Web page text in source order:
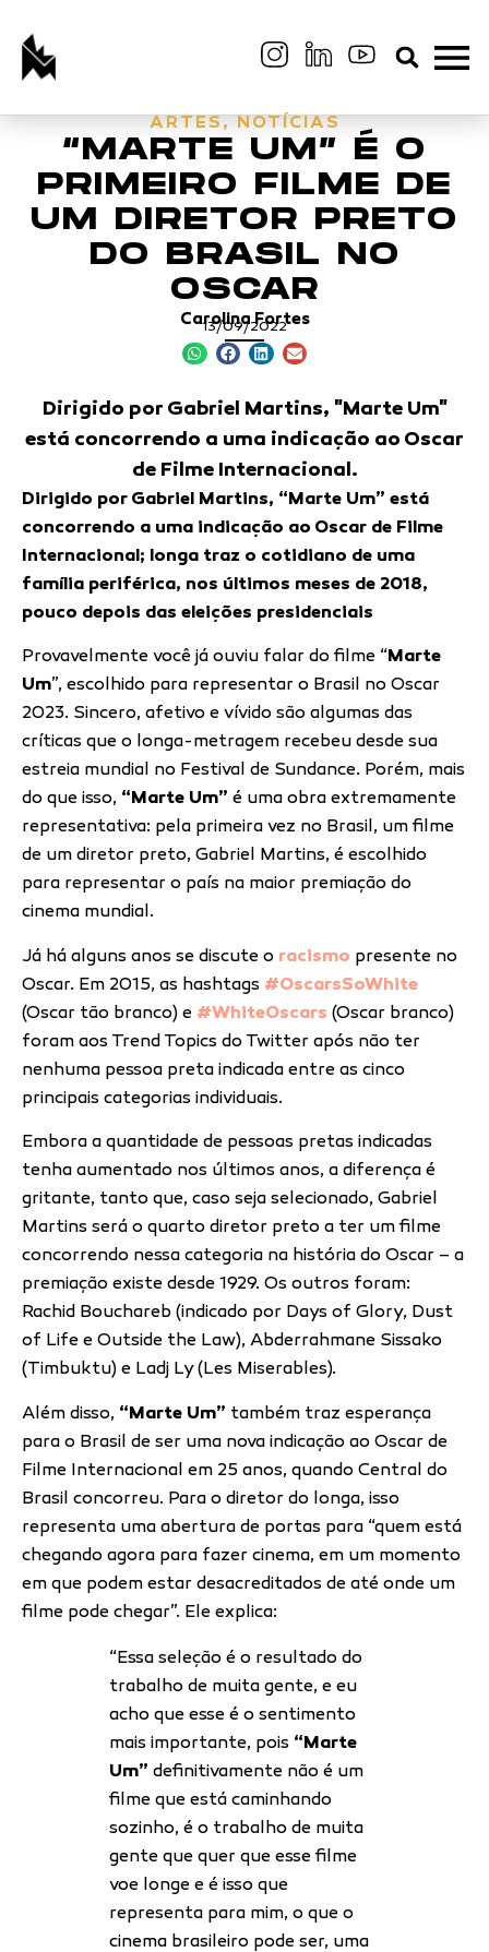
ARTES , NOTÍCIAS
“MARTE UM” É O
PRIMEIRO FILME DE
UM DIRETOR PRETO
DO BRASIL NO
OSCAR
Carolina Fortes
13/09/2022
Dirigido por Gabriel Martins, "Marte Um"
está concorrendo a uma indicação ao Oscar
de Filme Internacional.
Dirigido por Gabriel Martins, “Marte Um” está
concorrendo a uma indicação ao Oscar de Filme
Internacional; longa traz o cotidiano de uma
família periférica, nos últimos meses de 2018,
pouco depois das eleições presidenciais
Provavelmente você já ouviu falar do filme “Marte
Um”, escolhido para representar o Brasil no Oscar
2023. Sincero, afetivo e vívido são algumas das
críticas que o longa-metragem recebeu desde sua
estreia mundial no Festival de Sundance. Porém, mais
do que isso, “Marte Um” é uma obra extremamente
representativa: pela primeira vez no Brasil, um filme
de um diretor preto, Gabriel Martins, é escolhido
para representar o país na maior premiação do
cinema mundial.
Já há alguns anos se discute o racismo presente no
Oscar. Em 2015, as hashtags #OscarsSoWhite
(Oscar tão branco) e #WhiteOscars (Oscar branco)
foram aos Trend Topics do Twitter após não ter
nenhuma pessoa preta indicada entre as cinco
principais categorias individuais.
Embora a quantidade de pessoas pretas indicadas
tenha aumentado nos últimos anos, a diferença é
gritante, tanto que, caso seja selecionado, Gabriel
Martins será o quarto diretor preto a ter um filme
concorrendo nessa categoria na história do Oscar – a
premiação existe desde 1929. Os outros foram:
Rachid Bouchareb (indicado por Days of Glory, Dust
of Life e Outside the Law), Abderrahmane Sissako
(Timbuktu) e Ladj Ly (Les Miserables).
Além disso, “Marte Um” também traz esperança
para o Brasil de ser uma nova indicação ao Oscar de
Filme Internacional em 25 anos, quando Central do
Brasil concorreu. Para o diretor do longa, isso
representa uma abertura de portas para “quem está
chegando agora para fazer cinema, em um momento
em que podem estar desacreditados de até onde um
filme pode chegar”. Ele explica:
“Essa seleção é o resultado do
trabalho de muita gente, e eu
acho que esse é o sentimento
mais importante, pois “Marte
Um” definitivamente não é um
filme que está caminhando
sozinho, é o trabalho de muita
gente que quer que esse filme
voe longe e é isso que
representa para mim, o que o
cinema brasileiro pode ser, uma